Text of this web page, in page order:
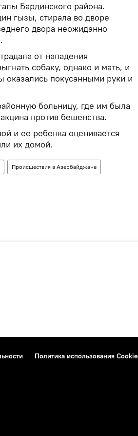
Бардинского района.
гызы, стирала во дворе
двора неожиданно
от нападения
собаку, однако и мать, и
покусанными руки и
больницу, где им была
против бешенства.
и ее ребенка оценивается
их домой.
Происшествия в Азербайджане
Политика использования Cookie